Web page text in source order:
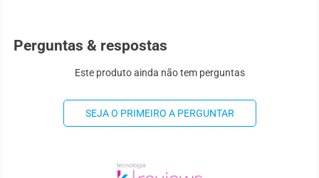
Perguntas & respostas
Este produto ainda não tem perguntas
SEJA O PRIMEIRO A PERGUNTAR